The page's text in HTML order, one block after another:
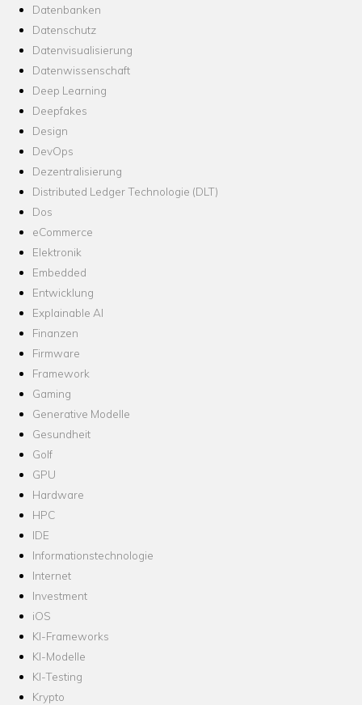
Datenbanken
Datenschutz
Datenvisualisierung
Datenwissenschaft
Deep Learning
Deepfakes
Design
DevOps
Dezentralisierung
Distributed Ledger Technologie (DLT)
Dos
eCommerce
Elektronik
Embedded
Entwicklung
Explainable AI
Finanzen
Firmware
Framework
Gaming
Generative Modelle
Gesundheit
Golf
GPU
Hardware
HPC
IDE
Informationstechnologie
Internet
Investment
iOS
KI-Frameworks
KI-Modelle
KI-Testing
Krypto